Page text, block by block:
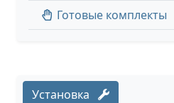
Готовые комплекты
Установка